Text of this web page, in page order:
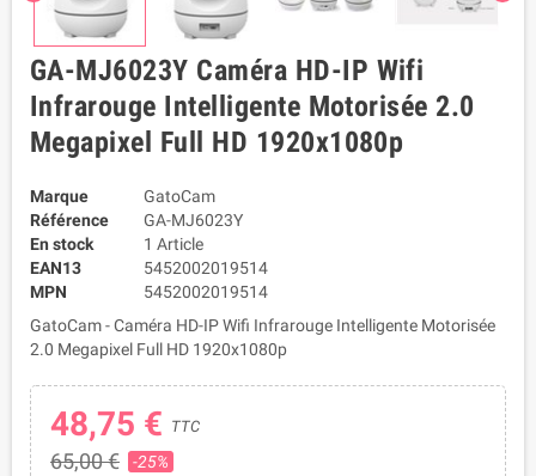
GA-MJ6023Y Caméra HD-IP Wifi
Infrarouge Intelligente Motorisée 2.0
Megapixel Full HD 1920x1080p
Marque
GatoCam
Référence
GA-MJ6023Y
En stock
1 Article
EAN13
5452002019514
MPN
5452002019514
GatoCam - Caméra HD-IP Wifi Infrarouge Intelligente Motorisée
2.0 Megapixel Full HD 1920x1080p
48,75 € TTC
65,00 € -25%